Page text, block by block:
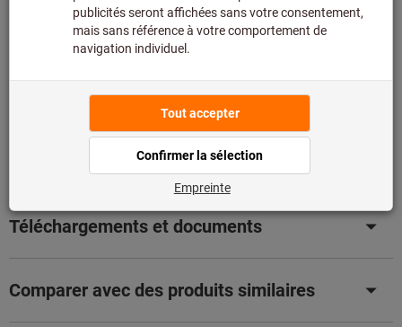
Ajouter à la liste de favoris Partager l’article
Détails du produit
Téléchargements et documents
Comparer avec des produits similaires